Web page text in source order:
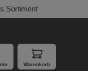
Sortiment
Warenkorb